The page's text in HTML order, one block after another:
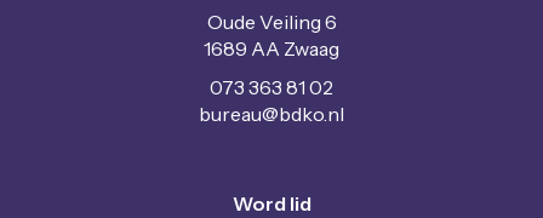
Oude Veiling 6
1689 AA Zwaag
073 363 81 02
uaerub@bdko.nl
Word lid